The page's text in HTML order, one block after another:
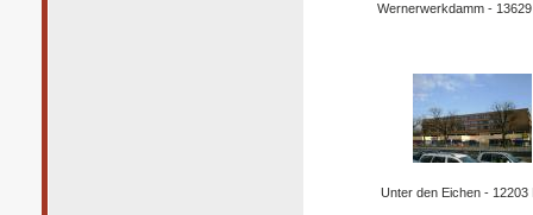
Wernerwerkdamm - 13629
Unter den Eichen - 12203